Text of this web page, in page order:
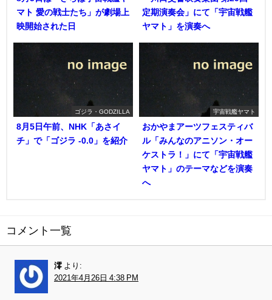
マト 愛の戦士たち」が劇場上
映開始された日
定期演奏会」にて「宇宙戦艦
ヤマト」を演奏へ
ゴジラ・GODZILLA
8月5日午前、NHK「あさイ
チ」で「ゴジラ -0.0」を紹介
宇宙戦艦ヤマト
おかやまアーツフェスティバ
ル「みんなのアニソン・オー
ケストラ！」にて「宇宙戦艦
ヤマト」のテーマなどを演奏
へ
コメント一覧
澪 より:
2021年4月26日 4:38 PM